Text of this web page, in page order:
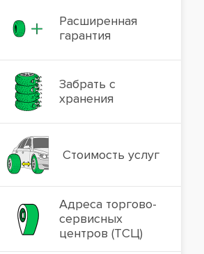
Расширенная
гарантия
Забрать с
хранения
Стоимость услуг
Адреса торгово-
сервисных
центров (ТСЦ)